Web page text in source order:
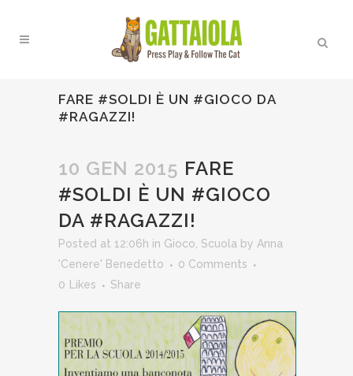
FARE #SOLDI È UN #GIOCO DA
#RAGAZZI!
10 GEN 2015 FARE
#SOLDI È UN #GIOCO
DA #RAGAZZI!
Posted at 12:06h in Gioco Scuola by Anna
'Cenere' Benedetto
0 Comments
0
Likes Share